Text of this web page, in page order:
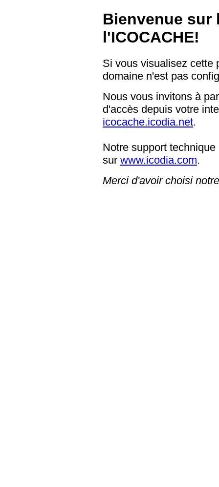
Bienvenue sur
l'ICOCACHE!
Si vous visualisez cette
domaine n'est pas
Nous vous invitons à
d'accès depuis votre
icocache.icodia.net.
Notre support
sur www.icodia.com.
Merci d'avoir choisi